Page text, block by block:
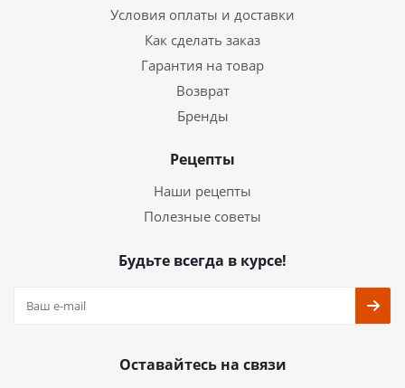
Условия оплаты и доставки
Как сделать заказ
Гарантия на товар
Возврат
Бренды
Рецепты
Наши рецепты
Полезные советы
Будьте всегда в курсе!
Оставайтесь на связи